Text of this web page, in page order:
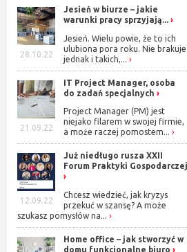
28.10.22
Jesień w biurze – jakie
warunki pracy sprzyjają...
Jesień. Wielu powie, że to ich
ulubiona pora roku. Nie brakuje
jednak i takich,...
21.09.22
IT Project Manager, osoba
do zadań specjalnych
Project Manager (PM) jest
niejako filarem w swojej firmie,
a może raczej pomostem...
12.09.22
Już niedługo rusza XXII
Forum Praktyki Gospodarczej
Chcesz wiedzieć, jak kryzys
przekuć w szansę? A może
szukasz pomysłów na...
Home office – jak stworzyć w
domu funkcjonalne biuro